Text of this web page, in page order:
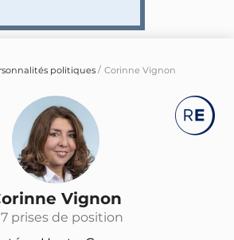
politiques Corinne Vignon
Vignon
prises de position